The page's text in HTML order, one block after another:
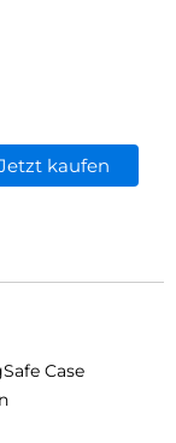
kaufen
Case